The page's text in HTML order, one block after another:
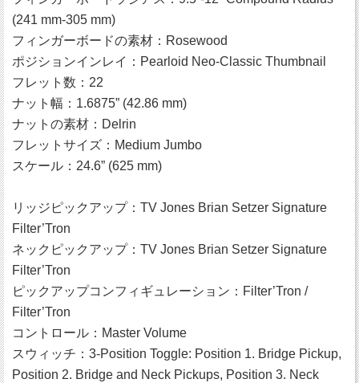
(241 mm-305 mm)
フィンガーボードの素材：Rosewood
ポジションインレイ：Pearloid Neo-Classic Thumbnail
フレット数：22
ナット幅：1.6875” (42.86 mm)
ナットの素材：Delrin
フレットサイズ：Medium Jumbo
スケール：24.6” (625 mm)
リッジピックアップ：TV Jones Brian Setzer Signature
Filter’Tron
ネックピックアップ：TV Jones Brian Setzer Signature
Filter’Tron
ピックアップコンフィギュレーション：Filter’Tron /
Filter’Tron
コントロール：Master Volume
スウィッチ：3-Position Toggle: Position 1. Bridge Pickup,
Position 2. Bridge and Neck Pickups, Position 3. Neck